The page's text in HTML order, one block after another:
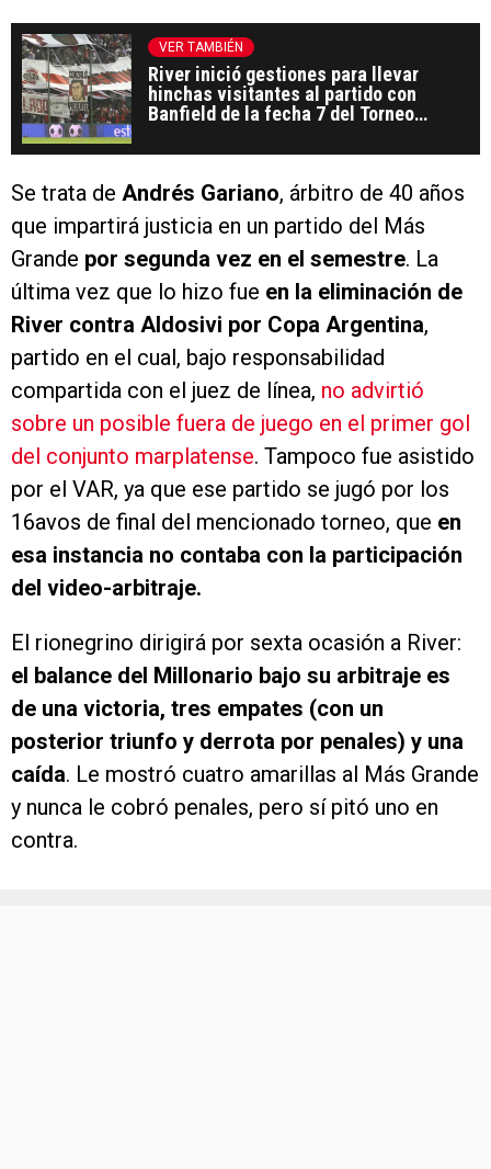
VER TAMBIÉN
River inició gestiones para llevar
hinchas visitantes al partido con
Banfield de la fecha 7 del Torneo
Se trata de Andrés Gariano, árbitro de 40 años
que impartirá justicia en un partido del Más
Grande por segunda vez en el semestre. La
última vez que lo hizo fue en la eliminación de
River contra Aldosivi por Copa Argentina,
partido en el cual, bajo responsabilidad
compartida con el juez de línea, no advirtió
sobre un posible fuera de juego en el primer gol
del conjunto marplatense. Tampoco fue asistido
por el VAR, ya que ese partido se jugó por los
16avos de final del mencionado torneo, que en
esa instancia no contaba con la participación
del video-arbitraje.
El rionegrino dirigirá por sexta ocasión a River:
el balance del Millonario bajo su arbitraje es
de una victoria, tres empates (con un
posterior triunfo y derrota por penales) y una
caída. Le mostró cuatro amarillas al Más Grande
y nunca le cobró penales, pero sí pitó uno en
contra.